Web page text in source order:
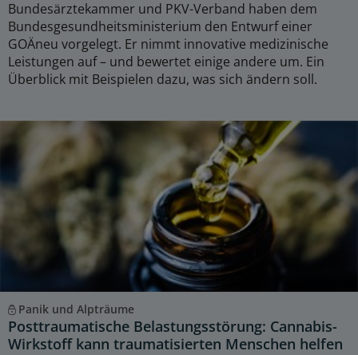
Bundesärztekammer und PKV-Verband haben dem
Bundesgesundheitsministerium den Entwurf einer
GOÄneu vorgelegt. Er nimmt innovative medizinische
Leistungen auf – und bewertet einige andere um. Ein
Überblick mit Beispielen dazu, was sich ändern soll.
Panik und Alpträume
Posttraumatische Belastungsstörung: Cannabis-
Wirkstoff kann traumatisierten Menschen helfen